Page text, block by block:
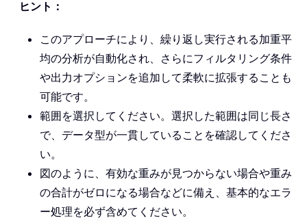
ヒント：
このアプローチにより、繰り返し実行される加重平
均の分析が自動化され、さらにフィルタリング条件
や出力オプションを追加して柔軟に拡張することも
可能です。
範囲を選択してください。選択した範囲は同じ長さ
で、データ型が一貫していることを確認してくださ
い。
図のように、有効な重みが見つからない場合や重み
の合計がゼロになる場合などに備え、基本的なエラ
ー処理を必ず含めてください。